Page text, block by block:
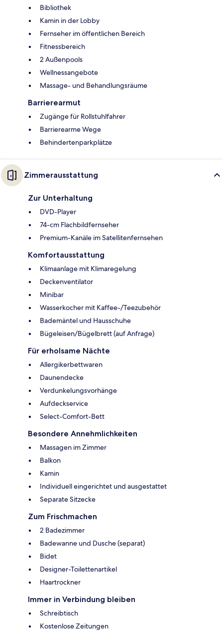
Bibliothek
Kamin in der Lobby
Fernseher im öffentlichen Bereich
Fitnessbereich
2 Außenpools
Wellnessangebote
Massage- und Behandlungsräume
Barrierearmut
Zugänge für Rollstuhlfahrer
Barrierearme Wege
Behindertenparkplätze
Zimmerausstattung
Zur Unterhaltung
DVD-Player
74-cm Flachbildfernseher
Premium-Kanäle im Satellitenfernsehen
Komfortausstattung
Klimaanlage mit Klimaregelung
Deckenventilator
Minibar
Wasserkocher mit Kaffee-/Teezubehör
Bademäntel und Hausschuhe
Bügeleisen/Bügelbrett (auf Anfrage)
Für erholsame Nächte
Allergikerbettwaren
Daunendecke
Verdunkelungsvorhänge
Aufdeckservice
Select-Comfort-Bett
Besondere Annehmlichkeiten
Massagen im Zimmer
Balkon
Kamin
Individuell eingerichtet und ausgestattet
Separate Sitzecke
Zum Frischmachen
2 Badezimmer
Badewanne und Dusche (separat)
Bidet
Designer-Toilettenartikel
Haartrockner
Immer in Verbindung bleiben
Schreibtisch
Kostenlose Zeitungen